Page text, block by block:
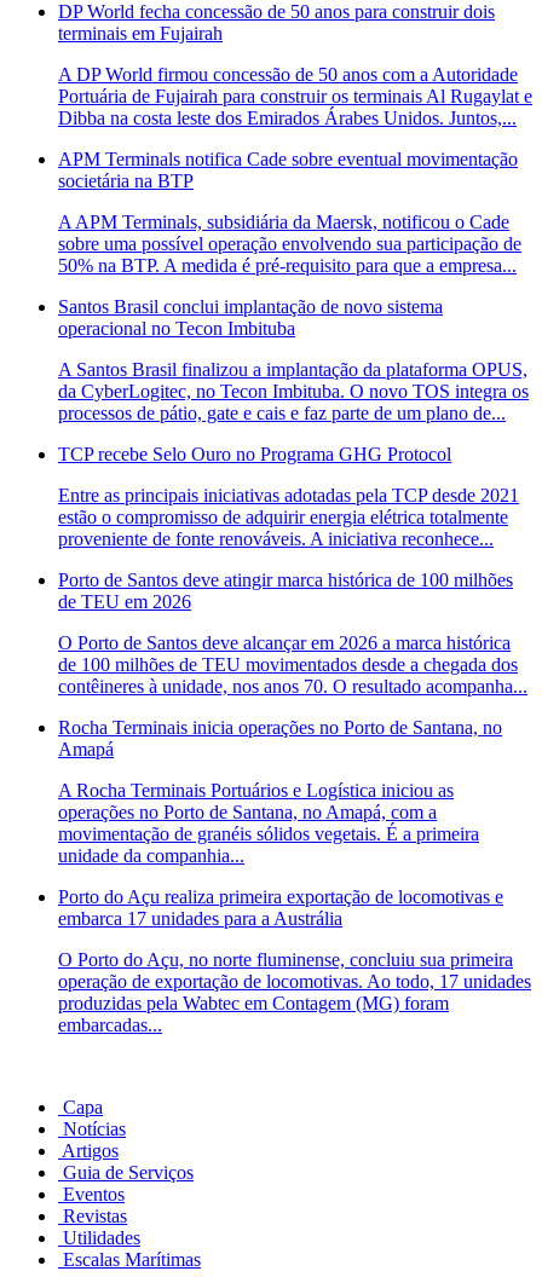
DP World fecha concessão de 50 anos para construir dois
terminais em Fujairah
A DP World firmou concessão de 50 anos com a Autoridade
Portuária de Fujairah para construir os terminais Al Rugaylat e
Dibba na costa leste dos Emirados Árabes Unidos. Juntos,...
APM Terminals notifica Cade sobre eventual movimentação
societária na BTP
A APM Terminals, subsidiária da Maersk, notificou o Cade
sobre uma possível operação envolvendo sua participação de
50% na BTP. A medida é pré-requisito para que a empresa...
Santos Brasil conclui implantação de novo sistema
operacional no Tecon Imbituba
A Santos Brasil finalizou a implantação da plataforma OPUS,
da CyberLogitec, no Tecon Imbituba. O novo TOS integra os
processos de pátio, gate e cais e faz parte de um plano de...
TCP recebe Selo Ouro no Programa GHG Protocol
Entre as principais iniciativas adotadas pela TCP desde 2021
estão o compromisso de adquirir energia elétrica totalmente
proveniente de fonte renováveis. A iniciativa reconhece...
Porto de Santos deve atingir marca histórica de 100 milhões
de TEU em 2026
O Porto de Santos deve alcançar em 2026 a marca histórica
de 100 milhões de TEU movimentados desde a chegada dos
contêineres à unidade, nos anos 70. O resultado acompanha...
Rocha Terminais inicia operações no Porto de Santana, no
Amapá
A Rocha Terminais Portuários e Logística iniciou as
operações no Porto de Santana, no Amapá, com a
movimentação de granéis sólidos vegetais. É a primeira
unidade da companhia...
Porto do Açu realiza primeira exportação de locomotivas e
embarca 17 unidades para a Austrália
O Porto do Açu, no norte fluminense, concluiu sua primeira
operação de exportação de locomotivas. Ao todo, 17 unidades
produzidas pela Wabtec em Contagem (MG) foram
embarcadas...
Capa
Notícias
Artigos
Guia de Serviços
Eventos
Revistas
Utilidades
Escalas Marítimas